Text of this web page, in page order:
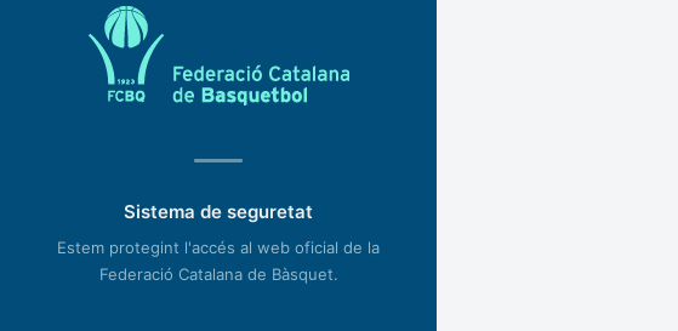
Sistema de seguretat
Estem protegint l'accés al web oficial de la
Federació Catalana de Bàsquet.